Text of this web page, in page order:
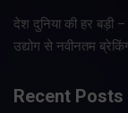
देश दुनिया की हर बड़ी
उद्योग से नवीनतम
Recent Posts